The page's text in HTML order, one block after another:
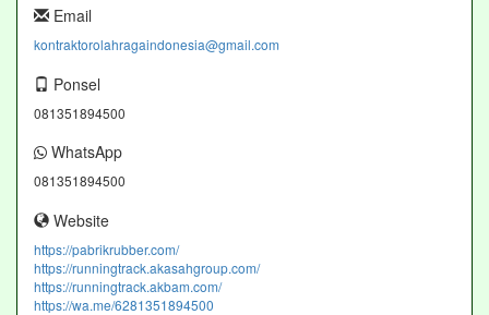
Email
kontraktorolahragaindonesia@gmail.com
Ponsel
081351894500
WhatsApp
081351894500
Website
https://pabrikrubber.com/
https://runningtrack.akasahgroup.com/
https://runningtrack.akbam.com/
https://wa.me/6281351894500